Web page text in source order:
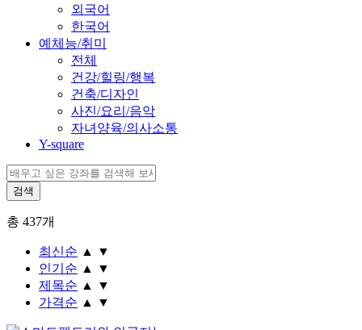
외국어
한국어
예체능/취미
전체
건강/힐링/행복
건축/디자인
사진/요리/음악
자녀양육/의사소통
Y-square
총 437개
최신순 ▲
▼
인기순 ▲
▼
제목순 ▲
▼
가격순 ▲ ▼